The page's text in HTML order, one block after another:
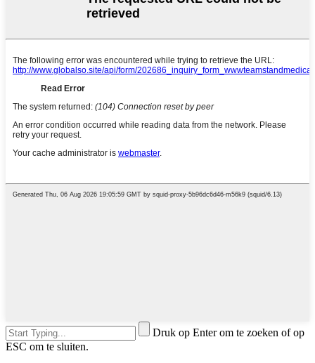
Druk op Enter om te zoeken of op
ESC om te sluiten.